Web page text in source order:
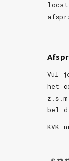
Vul
het
bel
KVK